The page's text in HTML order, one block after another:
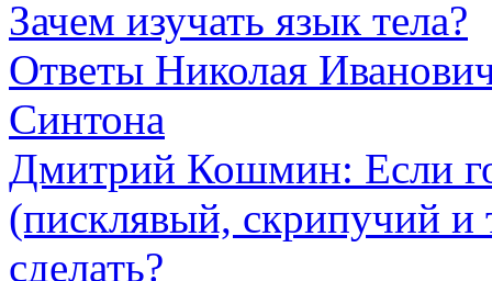
Зачем изучать язык тела?
Ответы Николая
Синтона
Дмитрий Кошмин: Если
(писклявый, скрипучий
сделать?